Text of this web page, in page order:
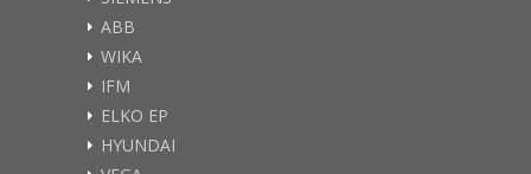
ABB
WIKA
IFM
ELKO EP
HYUNDAI